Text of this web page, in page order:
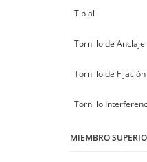
Tibial
Tornillo de Anclaje
Tornillo de Fijación
Tornillo
MIEMBRO